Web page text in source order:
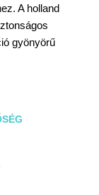
A holland
gyönyörű